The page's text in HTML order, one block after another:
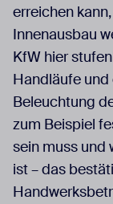
erreichen
Innenausbau
KfW hier
Handläufe
Beleuchtung
zum Beispiel
sein muss und
ist – das